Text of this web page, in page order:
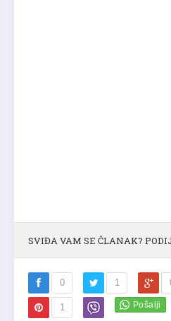
SVIĐA VAM SE ČLANAK?
0 1
1